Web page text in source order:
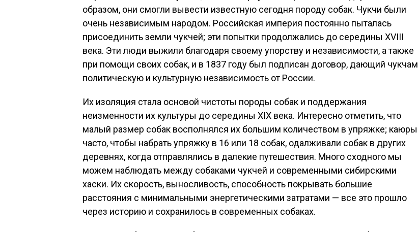
образом, они смогли вывести известную сегодня породу собак. Чукчи были
очень независимым народом. Российская империя постоянно пыталась
присоединить земли чукчей; эти попытки продолжались до середины XVIII
века. Эти люди выжили благодаря своему упорству и независимости, а также
при помощи своих собак, и в 1837 году был подписан договор, дающий чукчам
политическую и культурную независимость от России.
Их изоляция стала основой чистоты породы собак и поддержания
неизменности их культуры до середины XIX века. Интересно отметить, что
малый размер собак восполнялся их большим количеством в упряжке; каюры
часто, чтобы набрать упряжку в 16 или 18 собак, одалживали собак в других
деревнях, когда отправлялись в далекие путешествия. Много сходного мы
можем наблюдать между собаками чукчей и современными сибирскими
хаски. Их скорость, выносливость, способность покрывать большие
расстояния с минимальными энергетическими затратами — все это прошло
через историю и сохранилось в современных собаках.